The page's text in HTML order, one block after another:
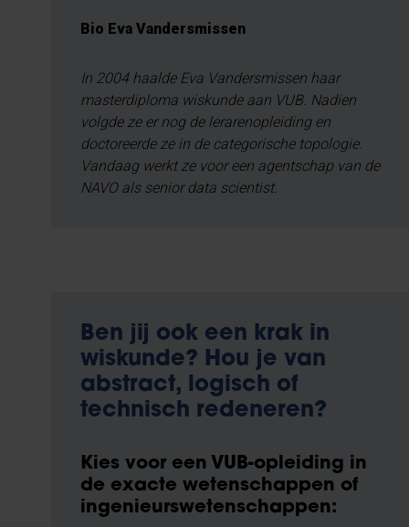
Bio Eva Vandersmissen
In 2004 haalde Eva Vandersmissen haar
masterdiploma wiskunde aan VUB. Nadien
volgde ze er nog de lerarenopleiding en
doctoreerde ze in de categorische topologie.
Vandaag werkt ze voor een agentschap van de
NAVO als senior data scientist.
Ben jij ook een krak in
wiskunde? Hou je van
abstract, logisch of
technisch redeneren?
Kies voor een VUB-opleiding in
de exacte wetenschappen of
ingenieurswetenschappen: